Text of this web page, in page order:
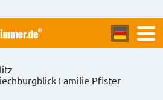
Familie Pfister